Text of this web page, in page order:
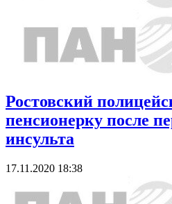
Ростовский
пенсионерку после
инсульта
17.11.2020 18:38